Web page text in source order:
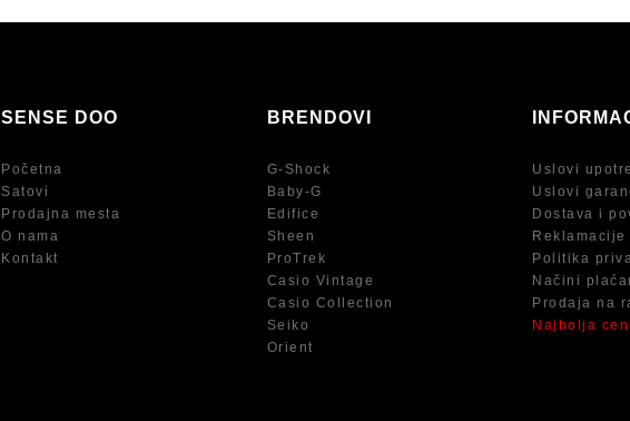
SENSE DOO
Početna
Satovi
Prodajna mesta
O nama
Kontakt
BRENDOVI
G-Shock
Baby-G
Edifice
Sheen
ProTrek
Casio Vintage
Casio Collection
Seiko
Orient
Uslovi
Uslovi
Dostava i
Reklamacije
Politika
Načini
Prodaja na
Najbolja